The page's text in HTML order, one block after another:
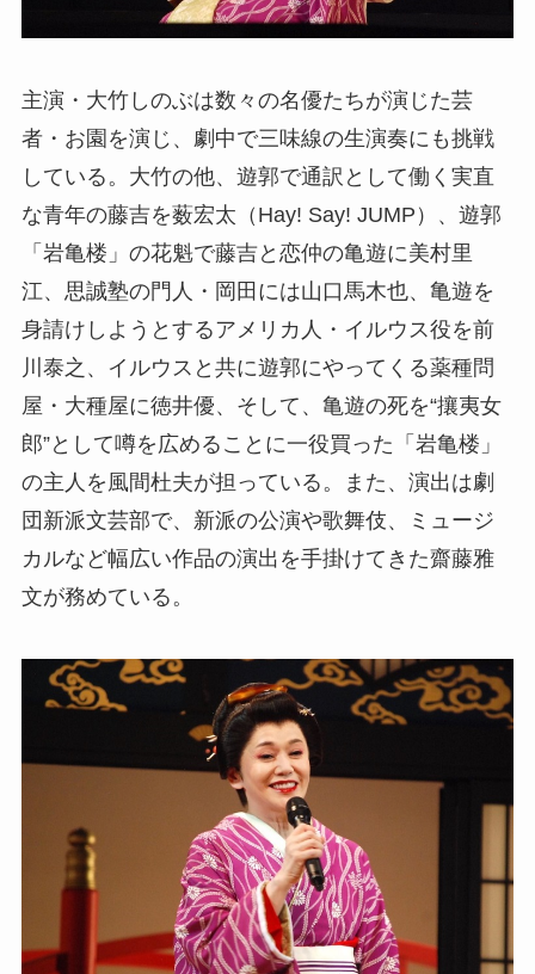
主演・大竹しのぶは数々の名優たちが演じた芸
者・お園を演じ、劇中で三味線の生演奏にも挑戦
している。大竹の他、遊郭で通訳として働く実直
な青年の藤吉を薮宏太（Hay! Say! JUMP）、遊郭
「岩亀楼」の花魁で藤吉と恋仲の亀遊に美村里
江、思誠塾の門人・岡田には山口馬木也、亀遊を
身請けしようとするアメリカ人・イルウス役を前
川泰之、イルウスと共に遊郭にやってくる薬種問
屋・大種屋に徳井優、そして、亀遊の死を“攘夷女
郎”として噂を広めることに一役買った「岩亀楼」
の主人を風間杜夫が担っている。また、演出は劇
団新派文芸部で、新派の公演や歌舞伎、ミュージ
カルなど幅広い作品の演出を手掛けてきた齋藤雅
文が務めている。